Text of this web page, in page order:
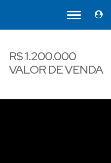
R$1.200.000
VALOR DE VENDA